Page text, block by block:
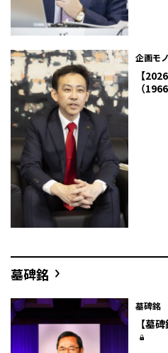
企画モノ
【
（
墓碑銘
墓碑銘
【墓